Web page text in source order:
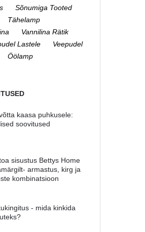
Sõnumiga Tooted
Tähelamp
Vannilina Rätik
Lastele
Veepudel
Öölamp
kaasa puhkusele:
soovitused
sisustus Bettys Home
armastus, kirg ja
kombinatsioon
- mida kinkida